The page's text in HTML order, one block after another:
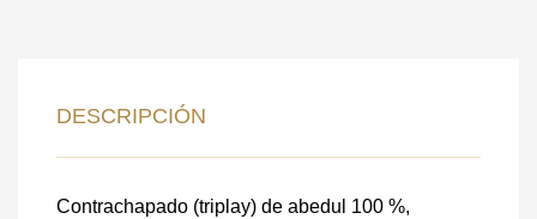
DESCRIPCIÓN
Contrachapado (triplay) de abedul 100 %,
DATOS PARA REVERTIR
COMUNICACIONES A PEDIDO